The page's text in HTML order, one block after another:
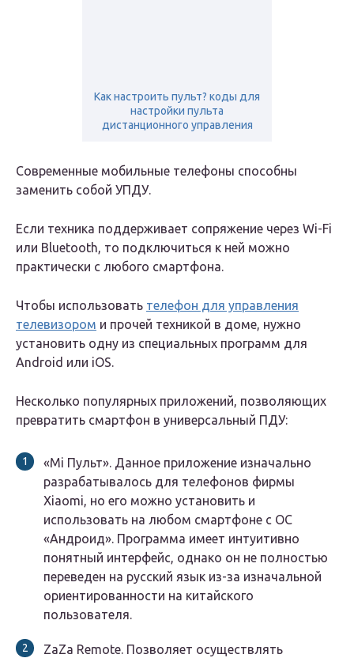
Как настроить пульт? коды для
настройки пульта
дистанционного управления
Современные мобильные телефоны способны
заменить собой УПДУ.
Если техника поддерживает сопряжение через Wi-Fi
или Bluetooth, то подключиться к ней можно
практически с любого смартфона.
Чтобы использовать телефон для управления
телевизором и прочей техникой в доме, нужно
установить одну из специальных программ для
Android или iOS.
Несколько популярных приложений, позволяющих
превратить смартфон в универсальный ПДУ:
«Mi Пульт». Данное приложение изначально
разрабатывалось для телефонов фирмы
Xiaomi, но его можно установить и
использовать на любом смартфоне с ОС
«Андроид». Программа имеет интуитивно
понятный интерфейс, однако он не полностью
переведен на русский язык из-за изначальной
ориентированности на китайского
пользователя.
ZaZa Remote. Позволяет осуществлять